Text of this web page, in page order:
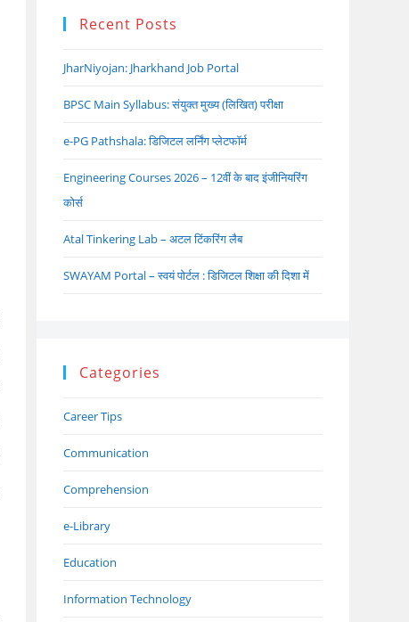
Recent Posts
JharNiyojan: Jharkhand Job Portal
BPSC Main Syllabus: संयुक्त मुख्य (लिखित) परीक्षा
e-PG Pathshala: डिजिटल लर्निंग प्लेटफॉर्म
Engineering Courses 2026 – 12वीं के बाद इंजीनियरिंग
कोर्स
Atal Tinkering Lab – अटल टिंकरिंग लैब
SWAYAM Portal – स्वयं पोर्टल : डिजिटल शिक्षा की दिशा में
Categories
Career Tips
Communication
Comprehension
e-Library
Education
Information Technology